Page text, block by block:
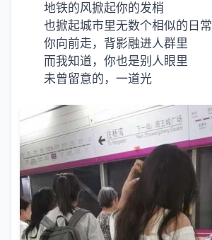
地铁的风掀起你的发梢
也掀起城市里无数个相似的日常
你向前走，背影融进人群里
而我知道，你也是别人眼里
未曾留意的，一道光